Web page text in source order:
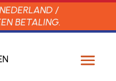
/
BETALING.